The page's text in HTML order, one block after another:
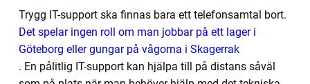
Trygg IT-support ska finnas bara ett telefonsamtal bort.
Det spelar ingen roll om man jobbar på ett lager i
Göteborg eller gungar på vågorna i Skagerrak
. En pålitlig IT-support kan hjälpa till på distans såväl